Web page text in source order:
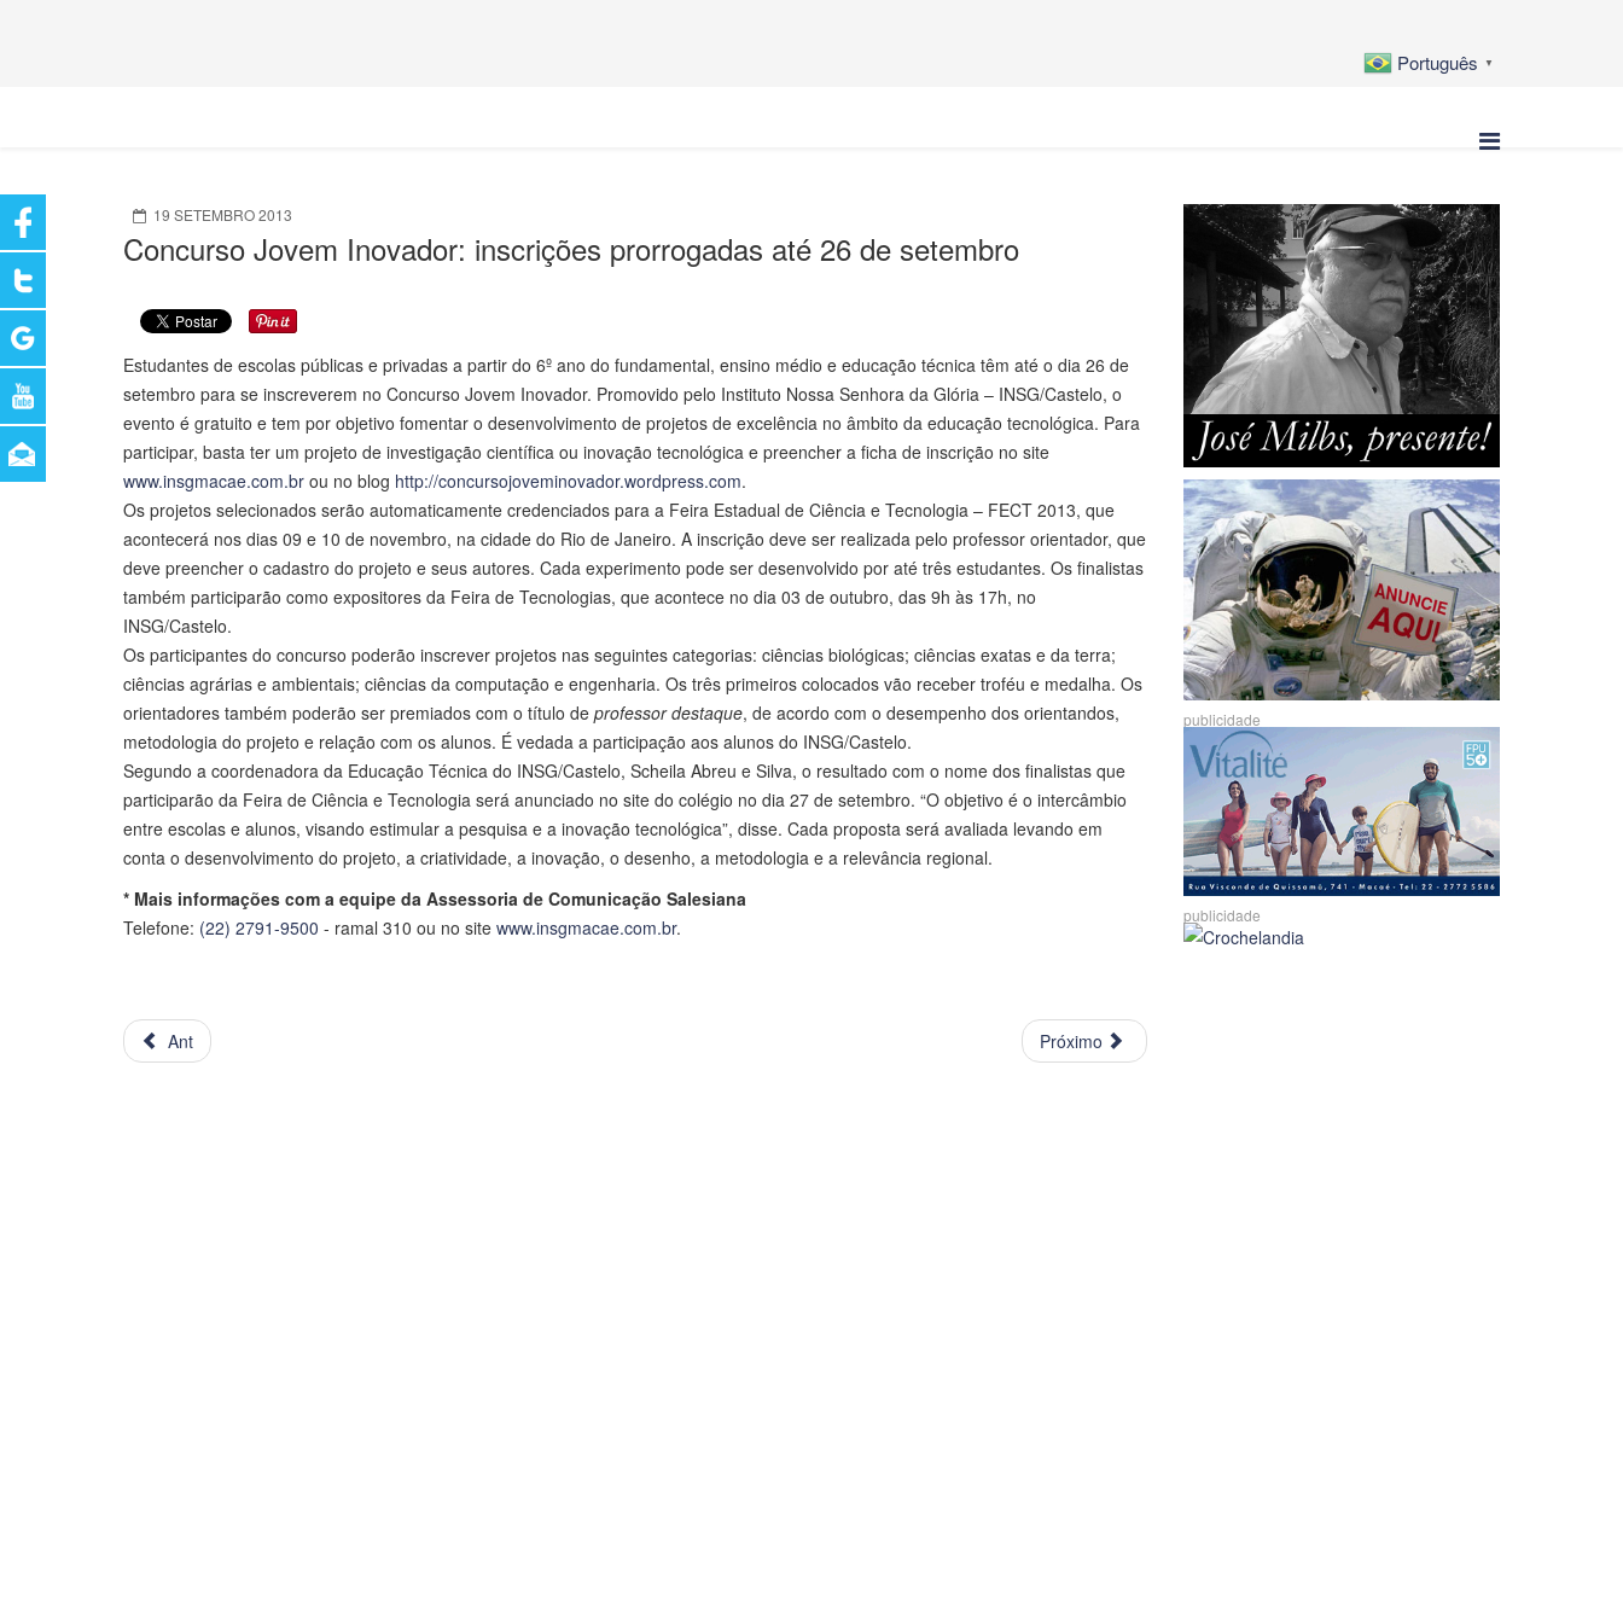
Português ▼
19 SETEMBRO 2013
Concurso Jovem Inovador: inscrições prorrogadas até 26 de setembro
Estudantes de escolas públicas e privadas a partir do 6º ano do fundamental, ensino médio e educação técnica têm até o dia 26 de
setembro para se inscreverem no Concurso Jovem Inovador. Promovido pelo Instituto Nossa Senhora da Glória – INSG/Castelo, o
evento é gratuito e tem por objetivo fomentar o desenvolvimento de projetos de excelência no âmbito da educação tecnológica. Para
participar, basta ter um projeto de investigação científica ou inovação tecnológica e preencher a ficha de inscrição no site
www.insgmacae.com.br ou no blog http://concursojoveminovador.wordpress.com.
Os projetos selecionados serão automaticamente credenciados para a Feira Estadual de Ciência e Tecnologia – FECT 2013, que
acontecerá nos dias 09 e 10 de novembro, na cidade do Rio de Janeiro. A inscrição deve ser realizada pelo professor orientador, que
deve preencher o cadastro do projeto e seus autores. Cada experimento pode ser desenvolvido por até três estudantes. Os finalistas
também participarão como expositores da Feira de Tecnologias, que acontece no dia 03 de outubro, das 9h às 17h, no
INSG/Castelo.
Os participantes do concurso poderão inscrever projetos nas seguintes categorias: ciências biológicas; ciências exatas e da terra;
ciências agrárias e ambientais; ciências da computação e engenharia. Os três primeiros colocados vão receber troféu e medalha. Os
orientadores também poderão ser premiados com o título de professor destaque, de acordo com o desempenho dos orientandos,
metodologia do projeto e relação com os alunos. É vedada a participação aos alunos do INSG/Castelo.
Segundo a coordenadora da Educação Técnica do INSG/Castelo, Scheila Abreu e Silva, o resultado com o nome dos finalistas que
participarão da Feira de Ciência e Tecnologia será anunciado no site do colégio no dia 27 de setembro. “O objetivo é o intercâmbio
entre escolas e alunos, visando estimular a pesquisa e a inovação tecnológica”, disse. Cada proposta será avaliada levando em
conta o desenvolvimento do projeto, a criatividade, a inovação, o desenho, a metodologia e a relevância regional.
* Mais informações com a equipe da Assessoria de Comunicação Salesiana
Telefone: (22) 2791-9500 - ramal 310 ou no site www.insgmacae.com.br.
Ant Próximo
publicidade
publicidade